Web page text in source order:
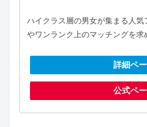
ハイクラス層の男女が集まる人
やワンランク上のマッチングを求
詳細ペ
公式ペ